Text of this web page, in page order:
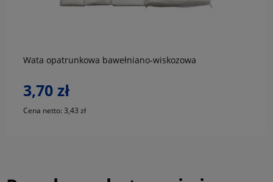
Wata opatrunkowa bawełniano-wiskozowa
3,70 zł
Cena netto: 3,43 zł
do koszyka